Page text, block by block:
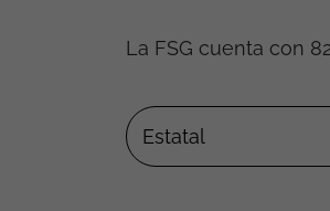
La FSG cuenta con